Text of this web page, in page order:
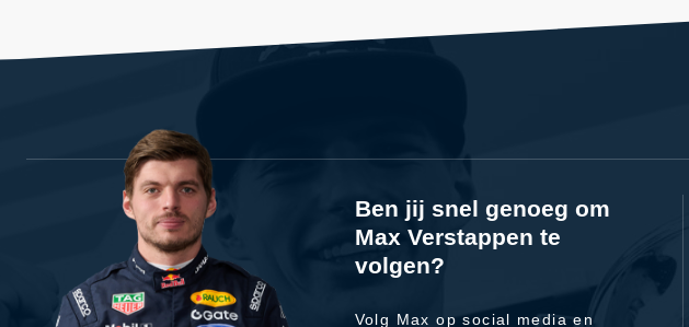
Ben jij snel genoeg om
Max Verstappen te
volgen?
Volg Max op social media en